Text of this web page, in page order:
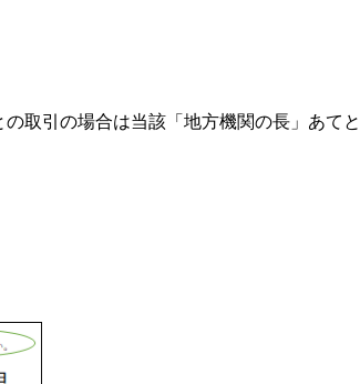
取引の場合は当該「地方機関の長」あて